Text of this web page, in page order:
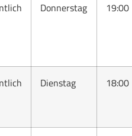
Donnerstag 19:00
Dienstag 18:00